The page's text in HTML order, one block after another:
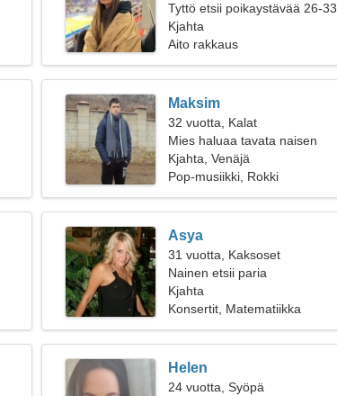
Tyttö etsii poikaystävää 26-33
Kjahta
Aito rakkaus
Maksim
32 vuotta, Kalat
Mies haluaa tavata naisen
Kjahta, Venäjä
Pop-musiikki, Rokki
Asya
31 vuotta, Kaksoset
Nainen etsii paria
Kjahta
Konsertit, Matematiikka
Helen
24 vuotta, Syöpä